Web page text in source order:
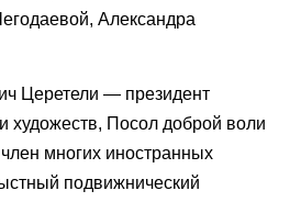
Александра
Церетели — президент
художеств, Посол доброй воли
многих иностранных
подвижнический